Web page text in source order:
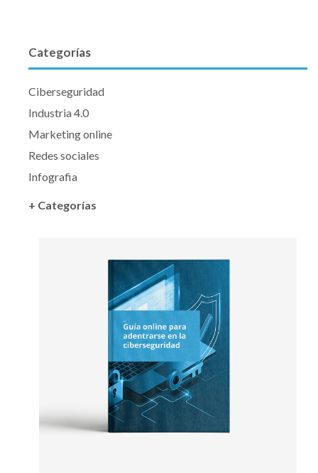
Categorías
Ciberseguridad
Industria 4.0
Marketing online
Redes sociales
Infografia
+ Categorías